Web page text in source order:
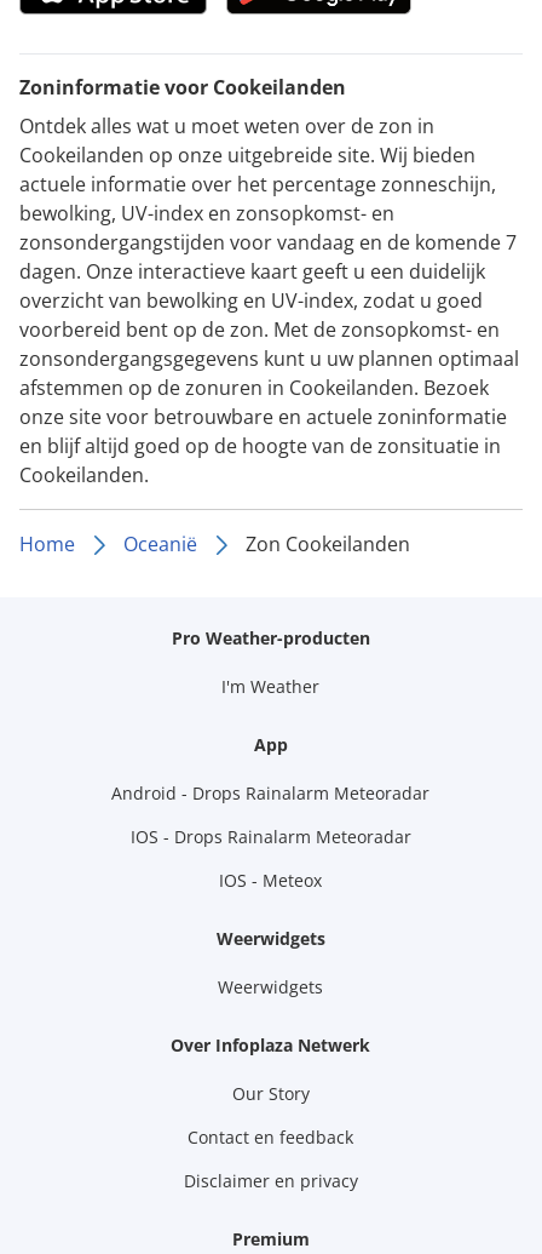
Zoninformatie voor Cookeilanden
Ontdek alles wat u moet weten over de zon in
Cookeilanden op onze uitgebreide site. Wij bieden
actuele informatie over het percentage zonneschijn,
bewolking, UV-index en zonsopkomst- en
zonsondergangstijden voor vandaag en de komende 7
dagen. Onze interactieve kaart geeft u een duidelijk
overzicht van bewolking en UV-index, zodat u goed
voorbereid bent op de zon. Met de zonsopkomst- en
zonsondergangsgegevens kunt u uw plannen optimaal
afstemmen op de zonuren in Cookeilanden. Bezoek
onze site voor betrouwbare en actuele zoninformatie
en blijf altijd goed op de hoogte van de zonsituatie in
Cookeilanden.
Home Oceanië Zon Cookeilanden
Pro Weather-producten
I'm Weather
App
Android - Drops Rainalarm Meteoradar
IOS - Drops Rainalarm Meteoradar
IOS - Meteox
Weerwidgets
Weerwidgets
Over Infoplaza Netwerk
Our Story
Contact en feedback
Disclaimer en privacy
Premium